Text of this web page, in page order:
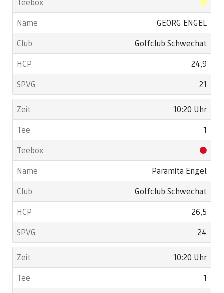
GEORG ENGEL
Golfclub Schwechat
24,9
21
10:20 Uhr
1
Paramita Engel
Golfclub Schwechat
26,5
24
10:20 Uhr
1